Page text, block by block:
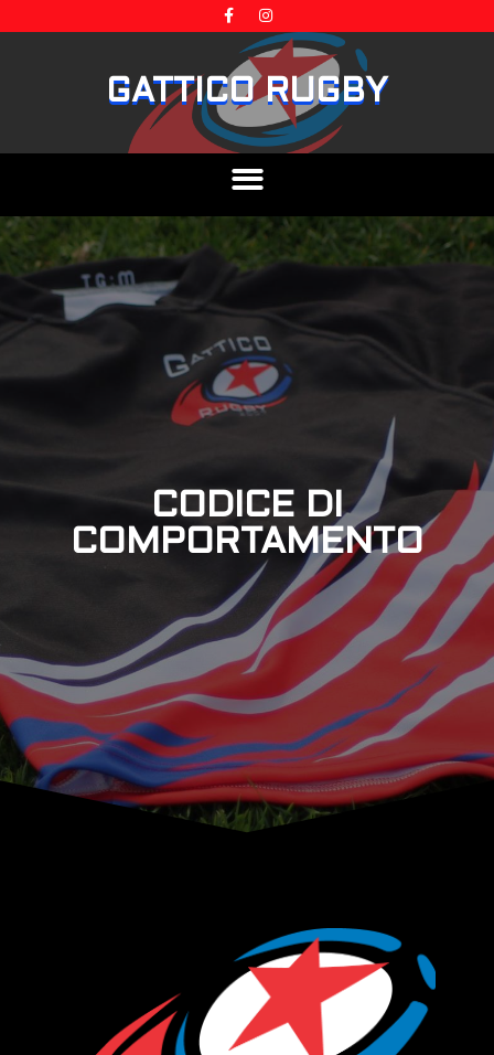
GATTICO RUGBY
CODICE DI
COMPORTAMENTO